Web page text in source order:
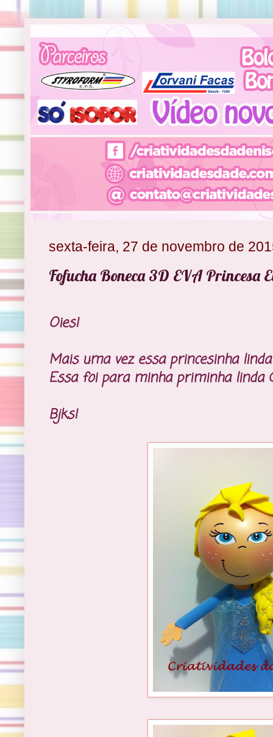
sexta-feira, 27 de novembro de
Fofucha Boneca 3D EVA Princesa
Oies!
Mais uma vez essa princesinha
Essa foi para minha priminha linda
Bjks!